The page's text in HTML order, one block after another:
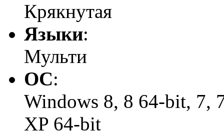
Крякнутая
Языки:
Мульти
ОС:
Windows 8, 8 64-bit, 7,
XP 64-bit